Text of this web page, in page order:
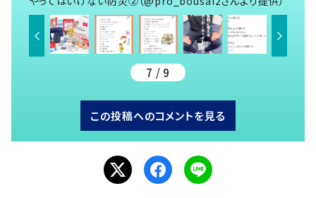
7 / 9
この投稿へのコメントを見る